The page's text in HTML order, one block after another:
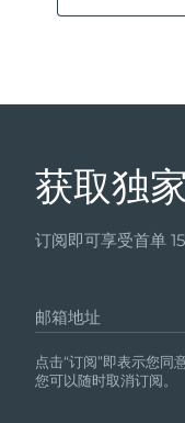
获取独
订阅即可享受首单
邮箱地址
点击“订阅”即表示您同
您可以随时取消订阅。